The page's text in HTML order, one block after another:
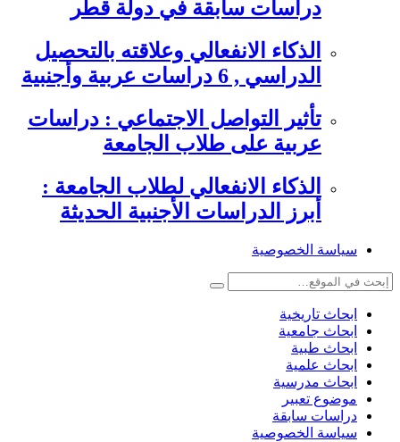
دراسات سابقة في دولة قطر
الذكاء الانفعالي وعلاقته بالتحصيل
الدراسي , 6 دراسات عربية وأجنبية
تأثير التواصل الاجتماعي : دراسات
عربية على طلاب الجامعة
الذكاء الانفعالي لطلاب الجامعة :
أبرز الدراسات الأجنبية الحديثة
سياسة الخصوصية
ابحاث تاريخية
ابحاث جامعية
ابحاث طبية
ابحاث علمية
ابحاث مدرسية
موضوع تعبير
دراسات سابقة
سياسة الخصوصية